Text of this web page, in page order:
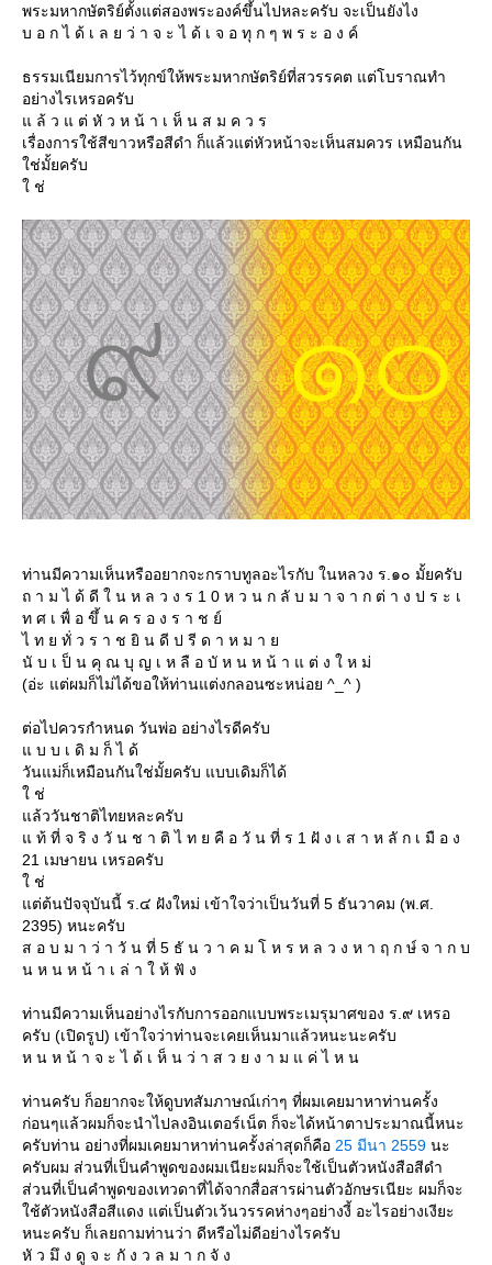
พระมหากษัตริย์ตั้งแต่สองพระองค์ขึ้นไปหละครับ จะเป็นยังไง
บ อ ก ไ ด้ เ ล ย ว่ า จ ะ ไ ด้ เ จ อ ทุ ก ๆ พ ร ะ อ ง ค์
ธรรมเนียมการไว้ทุกข์ให้พระมหากษัตริย์ที่สวรรคต แต่โบราณทำ
อย่างไรเหรอครับ
ล้ ว แ ต่ หั ว ห น้ า เ ห็ น ส ม ค ว ร
เรื่องการใช้สีขาวหรือสีดำ ก็แล้วแต่หัวหน้าจะเห็นสมควร เหมือนกัน
ช่มั้ยครับ
ช่
ท่านมีความเห็นหรืออยากจะกราบทูลอะไรกับ ในหลวง ร.๑๐ มั้ยครับ
ถ า ม ไ ด้ ดี ใ น ห ล ว ง ร 1 0 ห ว น ก ลั บ ม า จ า ก ต่ า ง ป ร ะ เ
ท ศ เ พื่ อ ขึ้ น ค ร อ ง ร า ช ย์
ไ ท ย ทั่ ว ร า ช ยิ น ดี ป รี ด า ห ม า
นั บ เ ป็ น คุ ณ บุ ญ เ ห ลื อ บั ห น ห น้ า แ ต่ ง ใ ห ม่
(อ่ะ แต่ผมก็ไม่ได้ขอให้ท่านแต่งกลอนซะหน่อย ^_^ )
ต่อไปควรกำหนด วันพ่อ อย่างไรดีครับ
บ บ เ ดิ ม ก็ ไ ด้
วันแม่ก็เหมือนกันใช่มั้ยครับ แบบเดิมก็ได้
ช่
ล้ววันชาติไทยหละครับ
ท้ ที่ จ ริ ง วั น ช า ติ ไ ท ย คื อ วั น ที่ ร 1 ฝั ง เ ส า ห ลั ก เ มื อ ง
21 เมษายน เหรอครับ
ช่
ต่ต้นปัจจุบันนี้ ร.๔ ฝังใหม่ เข้าใจว่าเป็นวันที่ 5 ธันวาคม (พ.ศ.
2395) หนะครับ
ส อ บ ม า ว่ า วั น ที่ 5 ธั น ว า ค ม โ ห ร ห ล ว ง ห า ฤ ก ษ์ จ า ก บ
น ห น ห น้ า เ ล่ า ใ ห้ ฟั ง
ท่านมีความเห็นอย่างไรกับการออกแบบพระเมรุมาศของ ร.๙ เหรอ
ครับ (เปิดรูป) เข้าใจว่าท่านจะเคยเห็นมาแล้วหนะนะครับ
ห น ห น้ า จ ะ ไ ด้ เ ห็ น ว่ า ส ว ย ง า ม แ ค่ ไ ห น
ท่านครับ ก็อยากจะให้ดูบทสัมภาษณ์เก่าๆ ที่ผมเคยมาหาท่านครั้ง
ก่อนๆแล้วผมก็จะนำไปลงอินเตอร์เน็ต ก็จะได้หน้าตาประมาณนี้หนะ
ครับท่าน อย่างที่ผมเคยมาหาท่านครั้งล่าสุดก็คือ 25 มีนา 2559 นะ
ครับผม ส่วนที่เป็นคำพูดของผมเนียะผมก็จะใช้เป็นตัวหนังสือสีดำ
ส่วนที่เป็นคำพูดของเทวดาที่ได้จากสื่อสารผ่านตัวอักษรเนียะ ผมก็จะ
ช้ตัวหนังสือสีแดง แต่เป็นตัวเว้นวรรคห่างๆอย่างงี้ อะไรอย่างเงียะ
หนะครับ ก็เลยถามท่านว่า ดีหรือไม่ดีอย่างไรครับ
หั ว มึ ง ดู จ ะ กั ง ว ล ม า ก จั ง